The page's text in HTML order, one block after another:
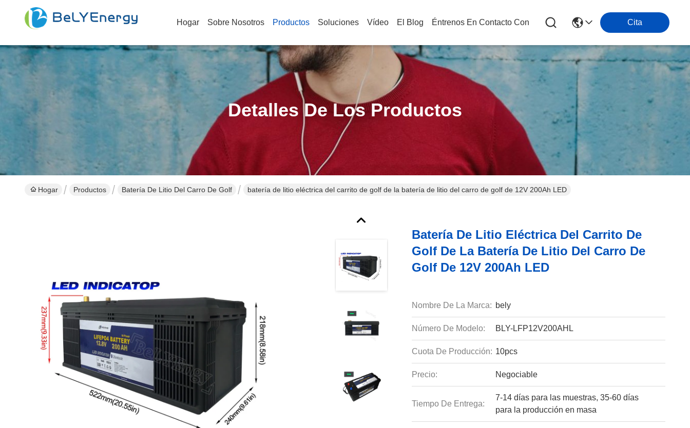
Hogar Sobre Nosotros Productos Soluciones Vídeo El Blog Éntrenos En Contacto Con Cita
Detalles De Los Productos
Hogar Productos Batería De Litio Del Carro De Golf batería de litio eléctrica del carrito de golf de la batería de litio del carro de golf de 12V 200Ah LED
Batería De Litio Eléctrica Del Carrito De
Golf De La Batería De Litio Del Carro De
Golf De 12V 200Ah LED
Nombre De La Marca: bely
Número De Modelo: BLY-LFP12V200AHL
Cuota De Producción: 10pcs
Precio: Negociable
Tiempo De Entrega:
7-14 días para las muestras, 35-60 días
para la producción en masa